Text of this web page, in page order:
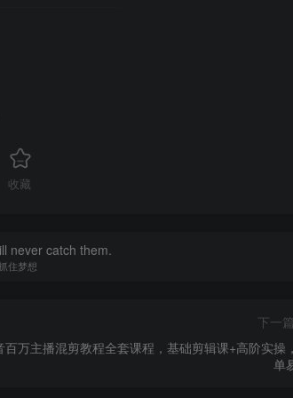
收藏
never catch them.
住梦想
下一篇
百万主播混剪教程全套课程，基础剪辑课+高阶实操
单